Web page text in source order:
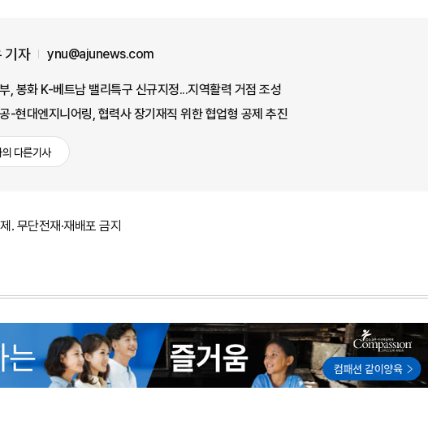
기자 ynu@ajunews.com
, 봉화 K-베트남 밸리특구 신규지정...지역활력 거점 조성
-현대엔지니어링, 협력사 장기재직 위한 협업형 공제 추진
다른기사
. 무단전재·재배포 금지